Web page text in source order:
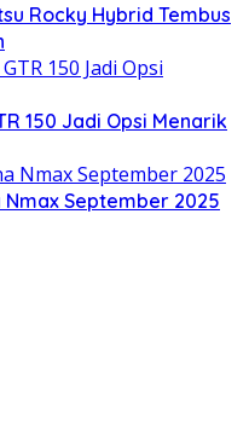
Rocky Hybrid Tembus
150 Jadi Opsi Menarik
Nmax September 2025